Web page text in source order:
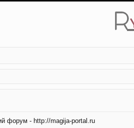
форум - http://magija-portal.ru